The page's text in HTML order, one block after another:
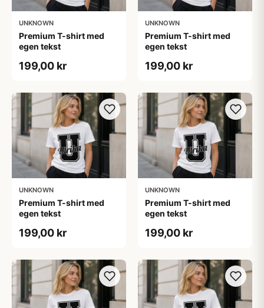
UNKNOWN
Premium T-shirt med
egen tekst
199,00 kr
UNKNOWN
Premium T-shirt med
egen tekst
199,00 kr
UNKNOWN
Premium T-shirt med
egen tekst
199,00 kr
UNKNOWN
Premium T-shirt med
egen tekst
199,00 kr